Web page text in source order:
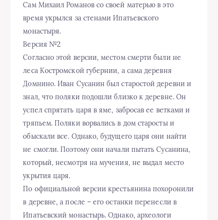
Сам Михаил Романов со своей матерью в это
время укрылся за стенами Ипатьевского
монастыря.
Версия №2
Согласно этой версии, местом смерти были не
леса Костромской губернии, а сама деревня
Домнино. Иван Сусанин был старостой деревни и
знал, что поляки подошли близко к деревне. Он
успел спрятать царя в яме, забросав ее ветками и
тряпьем. Поляки ворвались в дом старосты и
обыскали все. Однако, будущего царя они найти
не смогли. Поэтому они начали пытать Сусанина,
который, несмотря на мучения, не выдал место
укрытия царя.
По официальной версии крестьянина похоронили
в деревне, а после – его останки перенесли в
Ипатьевский монастырь. Однако, археологи